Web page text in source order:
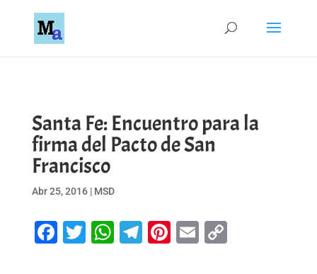
Santa Fe: Encuentro para la
firma del Pacto de San
Francisco
Abr 25, 2016| MSD
Facebook
Twitter
WhatsApp
Telegram
Pinterest
EmailCopy